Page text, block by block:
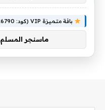
باقة متميزة VIP (كود: AA26790):
ماسنجر المسلم